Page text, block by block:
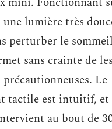
lumière très
perturber le
sans crainte de
Le
tactile est intuitif, et
au bout de